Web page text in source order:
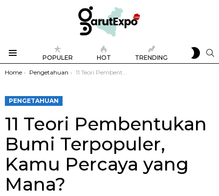
POPULER HOT TRENDING
SKIN
You are here:
Home Pengetahuan 11 Teori Pembentukan Bumi Terpopuler, Kamu Percaya yang Mana?
PENGETAHUAN
11 Teori Pembentukan
Bumi Terpopuler,
Kamu Percaya yang
Mana?